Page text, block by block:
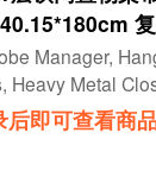
Manager,
Heavy Metal
-Black Vingtage Walnut
即可查看商